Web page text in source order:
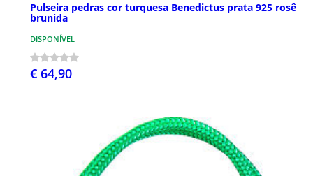
Pulseira pedras cor turquesa Benedictus prata 925 rosê
brunida
DISPONÍVEL
€ 64,90